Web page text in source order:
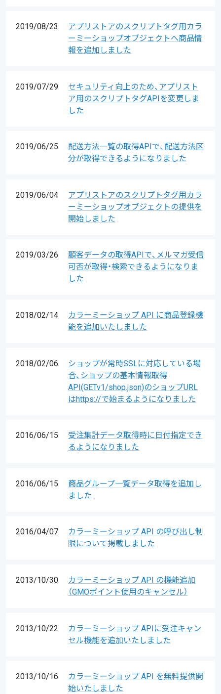
2019/08/23
アプリストアのスクリプトタグ用カラ
ーミーショップオブジェクトへ商品情
報を追加しました
2019/07/29
セキュリティ向上のため、アプリスト
ア用のスクリプトタグAPIを変更しま
した
2019/06/25
配送方法一覧の取得APIで、配送方法区
分が取得できるようになりました
2019/06/04
アプリストアのスクリプトタグ用カラ
ーミーショップオブジェクトの提供を
開始しました
2019/03/26
顧客データの取得APIで、メルマガ受信
可否が取得・検索できるようになりま
した
2018/02/14
カラーミーショップ API に商品登録機
能を追加いたしました
2018/02/06
ショップが常時SSLに対応している場
合、ショップの基本情報取得
API(GETv1/shop.json)のショップURL
はhttps://で始まるようになりました
2016/06/15
受注集計データ取得時に日付指定でき
るようになりました
2016/06/15
商品グループ一覧データ取得を追加し
ました
2016/04/07
カラーミーショップ API の呼び出し制
限について掲載しました
2013/10/30
カラーミーショップ API の機能追加
（GMOポイント使用のキャンセル）
2013/10/22
カラーミーショップ APIに受注キャン
セル機能を追加いたしました
2013/10/16
カラーミーショップ API を無料提供開
始いたしました